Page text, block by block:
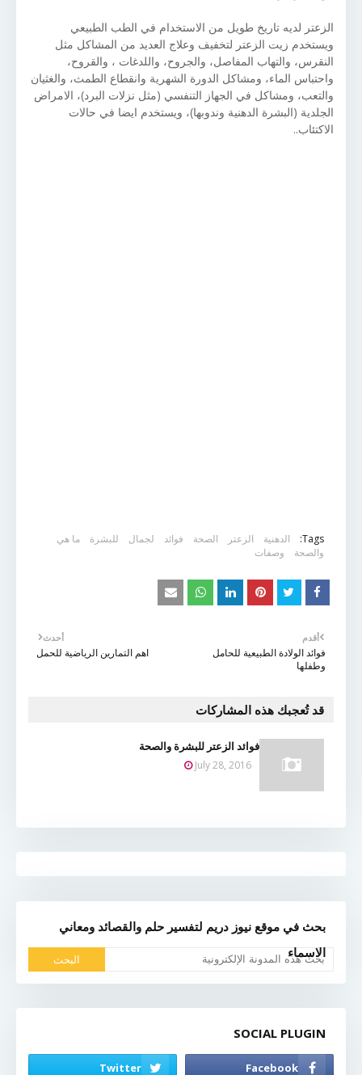
الزعتر لديه تاريخ طويل من الاستخدام في الطب الطبيعي
ويستخدم زيت الزعتر لتخفيف وعلاج العديد من المشاكل مثل
النقرس، والتهاب المفاصل، والجروح، واللدغات ، والقروح،
واحتباس الماء، ومشاكل الدورة الشهرية وانقطاع الطمث، والغثيان
والتعب، ومشاكل في الجهاز التنفسي (مثل نزلات البرد)، الامراض
الجلدية (البشرة الدهنية وندوبها)، ويستخدم ايضا في حالات
الاكتئاب..
Tags: الدهنية الزعتر الصحة فوائد لجمال للبشرة
ما هي
والصحة
وصفات
أحدث
اهم التمارين الرياضية للحمل
أقدم
فوائد الولادة الطبيعية للحامل
وطفلها
قد تُعجبك هذه المشاركات
فوائد الزعتر للبشرة والصحة
July 28, 2016
بحث في موقع نيوز دريم لتفسير حلم والقصائد ومعاني
الاسماء
SOCIAL PLUGIN